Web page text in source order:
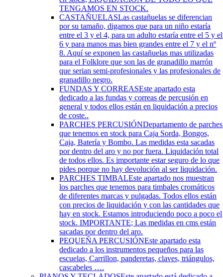
TENGAMOS EN STOCK.
CASTAÑUELASLas castañuelas se diferencian
por su tamaño, digamos que para un niño estaría
entre el 3 y el 4, para un adulto estaría entre el 5 y el
6 y para manos mas bien grandes entre el 7 y el nº
8. Aquí se exponen las castañuelas mas utilizadas
para el Folklore que son las de granadillo marrón
que serian semi-profesionales y las profesionales de
granadillo negro.
FUNDAS Y CORREASEste apartado esta
dedicado a las fundas y correas de percusión en
general y todos ellos están en liquidación a precios
de coste..
PARCHES PERCUSIÓNDepartamento de parches
que tenemos en stock para Caja Sorda, Bongos,
Caja, Batería y Bombo. Las medidas esta sacadas
por dentro del aro y no por fuera. Liquidación total
de todos ellos. Es importante estar seguro de lo que
pides porque no hay devolución al ser liquidación.
PARCHES TIMBALEste apartado nos muestran
los parches que tenemos para timbales cromáticos
de diferentes marcas y pulgadas. Todos ellos están
con precios de liquidación y con las cantidades que
hay en stock. Estamos introduciendo poco a poco el
stock. IMPORTANTE; Las medidas en cms están
sacadas por dentro del aro.
PEQUEÑA PERCUSIÓNEste apartado esta
dedicado a los instrumentos pequeños para las
escuelas, Carrillon, panderetas, claves, triángulos,
cascabeles ….